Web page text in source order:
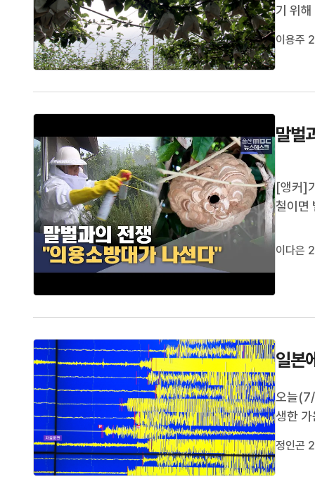
기 위
하기
이용주
말벌
[앵커]
철이면
벌집
이다은
일본
오늘
생한
지진의
정인곤